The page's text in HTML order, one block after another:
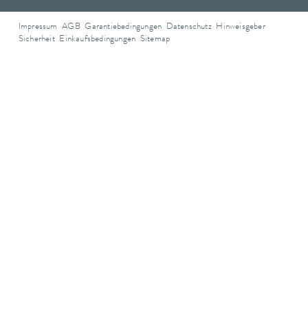
Impressum AGB Garantiebedingungen Datenschutz Hinweisgeber
Sicherheit Einkaufsbedingungen Sitemap